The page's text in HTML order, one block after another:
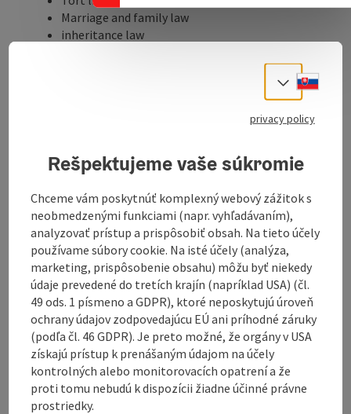
Marriage and family law
inheritance law
Recovery of various claims of all kinds
Scope of application of mediation:
Separation from spouse or partner
Child custody disputes
Maintenance disputes
Inheritance disputes
Neighbourhood disputes
Labour law disputes
Termination of apprenticeships
School disputes
Conflicts in everyday agricultural life or during
the handover of a farm
Select
privacy policy
Rešpektujeme vaše súkromie
Chceme vám poskytnúť komplexný webový zážitok s
neobmedzenými funkciami (napr. vyhľadávaním),
analyzovať prístup a prispôsobiť obsah. Na tieto účely
používame súbory cookie. Na isté účely (analýza,
marketing, prispôsobenie obsahu) môžu byť niekedy
údaje prevedené do tretích krajín (napríklad USA) (čl.
49 ods. 1 písmeno a GDPR), ktoré neposkytujú úroveň
ochrany údajov zodpovedajúcu EÚ ani príhodné záruky
(podľa čl. 46 GDPR). Je preto možné, že orgány v USA
získajú prístup k prenášaným údajom na účely
kontrolných alebo monitorovacích opatrení a že
proti tomu nebudú k dispozícii žiadne účinné právne
prostriedky.